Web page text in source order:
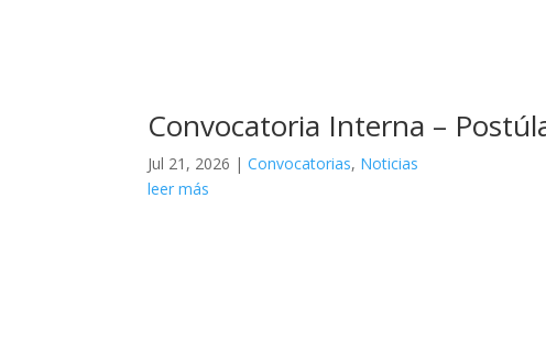
Convocatoria Interna –
Jul 21, 2026 |Convocatorias, Noticias
leer más